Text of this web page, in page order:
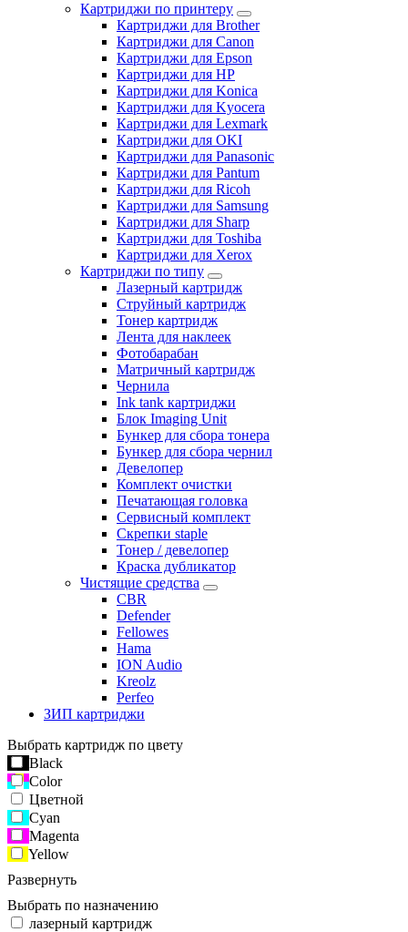
Картриджи по принтеру
Картриджи для Brother
Картриджи для Canon
Картриджи для Epson
Картриджи для HP
Картриджи для Konica
Картриджи для Kyocera
Картриджи для Lexmark
Картриджи для OKI
Картриджи для Panasonic
Картриджи для Pantum
Картриджи для Ricoh
Картриджи для Samsung
Картриджи для Sharp
Картриджи для Toshiba
Картриджи для Xerox
Картриджи по типу
Лазерный картридж
Струйный картридж
Тонер картридж
Лента для наклеек
Фотобарабан
Матричный картридж
Чернила
Ink tank картриджи
Блок Imaging Unit
Бункер для сбора тонера
Бункер для сбора чернил
Девелопер
Комплект очистки
Печатающая головка
Сервисный комплект
Скрепки staple
Тонер / девелопер
Краска дубликатор
Чистящие средства
CBR
Defender
Fellowes
Hama
ION Audio
Kreolz
Perfeo
ЗИП картриджи
Выбрать картридж по цвету
Black
Color
Цветной
Cyan
Magenta
Yellow
Развернуть
Выбрать по назначению
лазерный картридж